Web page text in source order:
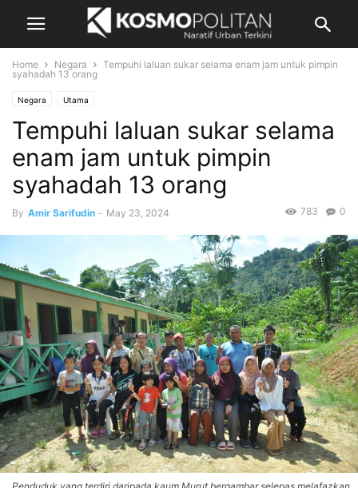
Home Negara
Tempuhi laluan sukar selama enam jam untuk pimpin
syahadah 13 orang
Negara Utama
Tempuhi laluan sukar selama
enam jam untuk pimpin
syahadah 13 orang
By Amir Sarifudin - May 23, 2024 0
783